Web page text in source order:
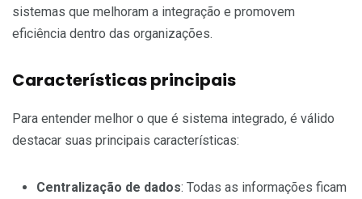
sistemas que melhoram a integração e promovem
eficiência dentro das organizações.
Características principais
Para entender melhor o que é sistema integrado, é válido
destacar suas principais características:
Centralização de dados: Todas as informações ficam